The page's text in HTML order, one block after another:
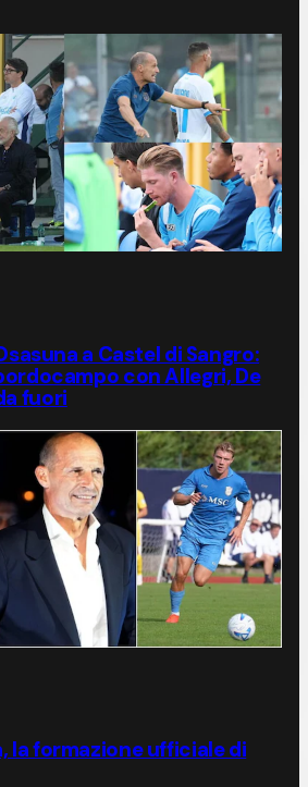
a Castel di Sangro:
con Allegri, De
fuori
la formazione ufficiale di